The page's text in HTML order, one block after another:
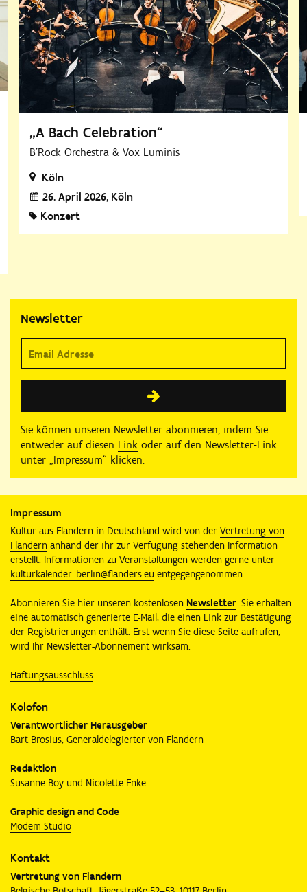
„A Bach Celebration“
B'Rock Orchestra & Vox Luminis
Köln
26. April 2026 Köln
Konzert
Newsletter
Sie können unseren Newsletter abonnieren, indem Sie
entweder auf diesen Link oder auf den Newsletter-Link
unter „Impressum“ klicken.
Impressum
Kultur aus Flandern in Deutschland wird von der Vertretung von
Flandern anhand der ihr zur Verfügung stehenden Information
erstellt. Informationen zu Veranstaltungen werden gerne unter
kulturkalender_berlin@flanders.eu entgegengenommen.
Abonnieren Sie hier unseren kostenlosen Newsletter . Sie erhalten
eine automatisch generierte E-Mail, die einen Link zur Bestätigung
der Registrierungen enthält. Erst wenn Sie diese Seite aufrufen,
wird Ihr Newsletter-Abonnement wirksam.
Haftungsausschluss
Kolofon
Verantwortlicher Herausgeber
Bart Brosius, Generaldelegierter von Flandern
Redaktion
Susanne Boy und Nicolette Enke
Graphic design and Code
Modem Studio
Kontakt
Vertretung von Flandern